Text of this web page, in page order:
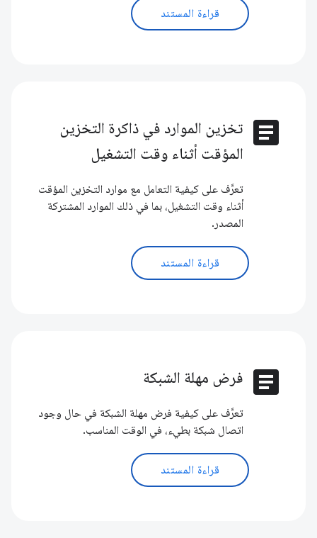
قراءة المستند
article تخزين الموارد في ذاكرة التخزين
المؤقت أثناء وقت التشغيل
تعرَّف على كيفية التعامل مع موارد التخزين المؤقت
أثناء وقت التشغيل، بما في ذلك الموارد المشتركة
المصدر.
قراءة المستند
article فرض مهلة الشبكة
تعرَّف على كيفية فرض مهلة الشبكة في حال وجود
اتصال شبكة بطيء، في الوقت المناسب.
قراءة المستند